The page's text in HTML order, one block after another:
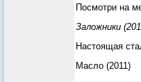
Посмотри на
Заложники
Настоящая
Масло (2011)